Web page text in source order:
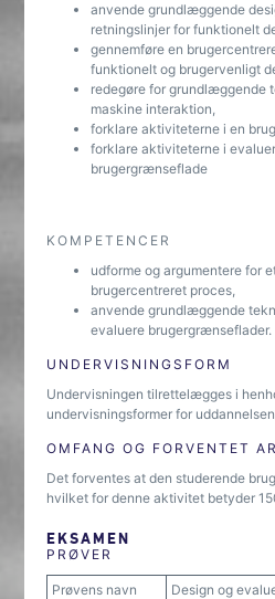
anvende grundlæggende
retningslinjer for funktionelt
gennemføre en
funktionelt og brugervenligt
redegøre for grundlæggende
maskine interaktion,
forklare aktiviteterne i en
forklare aktiviteterne i
brugergrænseflade
KOMPETENCER
udforme og argumentere for
brugercentreret proces,
anvende grundlæggende
evaluere brugergrænseflader.
UNDERVISNINGSFORM
Undervisningen tilrettelægges i
undervisningsformer for uddannelsen
OMFANG OG FORVENTET
Det forventes at den studerende
hvilket for denne aktivitet betyder
EKSAMEN
PRØVER
Prøvens navn
Design og